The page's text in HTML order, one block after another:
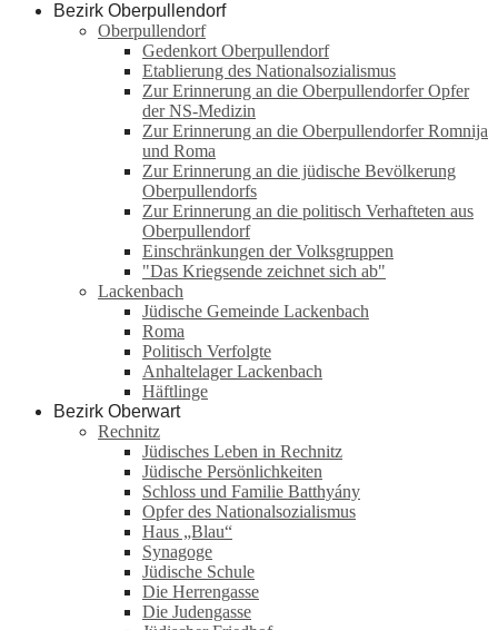
Bezirk Oberpullendorf
Oberpullendorf
Gedenkort Oberpullendorf
Etablierung des Nationalsozialismus
Zur Erinnerung an die Oberpullendorfer Opfer
der NS-Medizin
Zur Erinnerung an die Oberpullendorfer Romnija
und Roma
Zur Erinnerung an die jüdische Bevölkerung
Oberpullendorfs
Zur Erinnerung an die politisch Verhafteten aus
Oberpullendorf
Einschränkungen der Volksgruppen
"Das Kriegsende zeichnet sich ab"
Lackenbach
Jüdische Gemeinde Lackenbach
Roma
Politisch Verfolgte
Anhaltelager Lackenbach
Häftlinge
Bezirk Oberwart
Rechnitz
Jüdisches Leben in Rechnitz
Jüdische Persönlichkeiten
Schloss und Familie Batthyány
Opfer des Nationalsozialismus
Haus „Blau“
Synagoge
Jüdische Schule
Die Herrengasse
Die Judengasse